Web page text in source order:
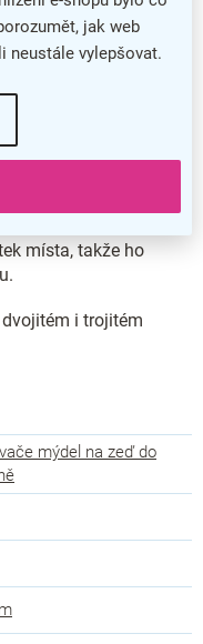
jak web
neustále vylepšovat.
dávku mycího
doplnit mýdlo,
místa, takže ho
i trojitém
mýdel na zeď do